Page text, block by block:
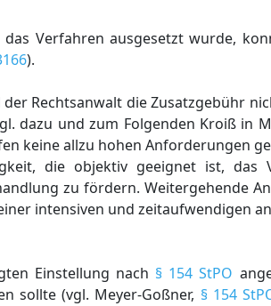
Verfahren ausgesetzt wurde,
).
der Rechtsanwalt die Zusatzgebühr
dazu und zum Folgenden Kroiß in
keine allzu hohen Anforderungen
die objektiv geeignet ist,
zu fördern. Weitergehende
intensiven und zeitaufwendigen
Einstellung nach § 154 StPO
sollte (vgl. Meyer-Goßner, § 154